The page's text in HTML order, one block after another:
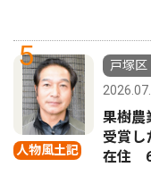
5
人物風土記
戸塚区
果樹農
受賞
在住